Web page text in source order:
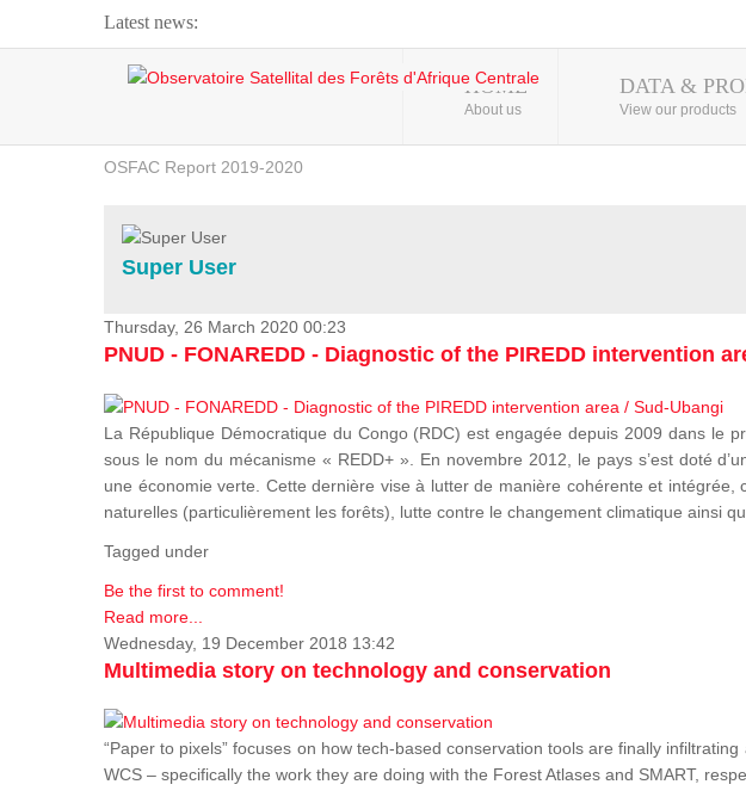
Latest news:
Webinar about Large Scale Monitoring and Land ...
OSFAC Video - Addressing climate change from the ...
OSFAC Report 2019-2020
Flooding and Erosion in Kinshasa - Open Cities ...
HOME
About us
DATA &
View our products
Super User
Thursday, 26 March 2020 00:23
PNUD - FONAREDD - Diagnostic of the PIREDD intervention
La République Démocratique du Congo (RDC) est engagée depuis 2009 dans le
sous le nom du mécanisme « REDD+ ». En novembre 2012, le pays s’est doté
une économie verte. Cette dernière vise à lutter de manière cohérente et
naturelles (particulièrement les forêts), lutte contre le changement climatique ainsi
Tagged under
Be the first to comment!
Read more...
Wednesday, 19 December 2018 13:42
Multimedia story on technology and conservation
“Paper to pixels” focuses on how tech-based conservation tools are finally
WCS – specifically the work they are doing with the Forest Atlases and SMART,